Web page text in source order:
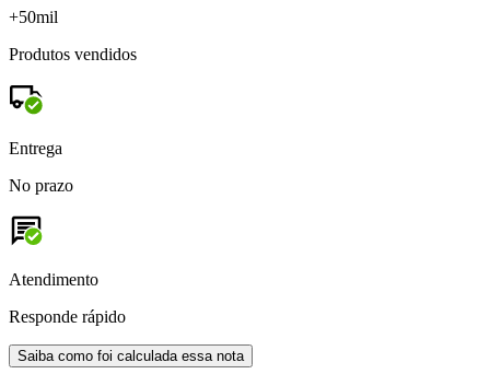
+50mil
Produtos vendidos
Entrega
No prazo
Atendimento
Responde rápido
Saiba como foi calculada essa nota